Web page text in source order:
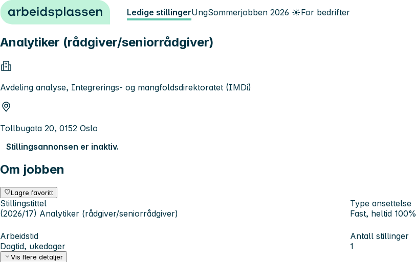
Hopp til innhold Ledige stillingerUngSommerjobben 2026 ☀️For bedrifter
Analytiker (rådgiver/seniorrådgiver)
Avdeling analyse, Integrerings- og mangfoldsdirektoratet (IMDi)
Tollbugata 20, 0152 Oslo
Stillingsannonsen er inaktiv.
Om jobben
Lagre favoritt
Stillingstittel
(2026/17) Analytiker (rådgiver/seniorrådgiver)
Type ansettelse
Fast, heltid 100%
Arbeidstid
Dagtid, ukedager
Antall stillinger
1
Vis flere detaljer